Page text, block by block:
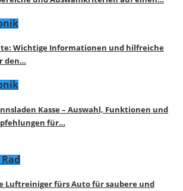
Wichtige Informationen und hilfreiche
den…
Kasse – Auswahl, Funktionen und
für…
Luftreiniger fürs Auto für saubere und